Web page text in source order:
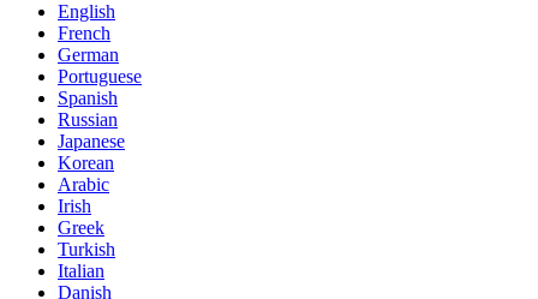
English
French
German
Portuguese
Spanish
Russian
Japanese
Korean
Arabic
Irish
Greek
Turkish
Italian
Danish